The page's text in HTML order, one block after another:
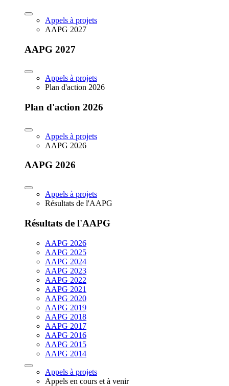
Appels à projets
AAPG 2027
AAPG 2027
Appels à projets
Plan d'action 2026
Plan d'action 2026
Appels à projets
AAPG 2026
AAPG 2026
Appels à projets
Résultats de l'AAPG
Résultats de l'AAPG
AAPG 2026
AAPG 2025
AAPG 2024
AAPG 2023
AAPG 2022
AAPG 2021
AAPG 2020
AAPG 2019
AAPG 2018
AAPG 2017
AAPG 2016
AAPG 2015
AAPG 2014
Appels à projets
Appels en cours et à venir